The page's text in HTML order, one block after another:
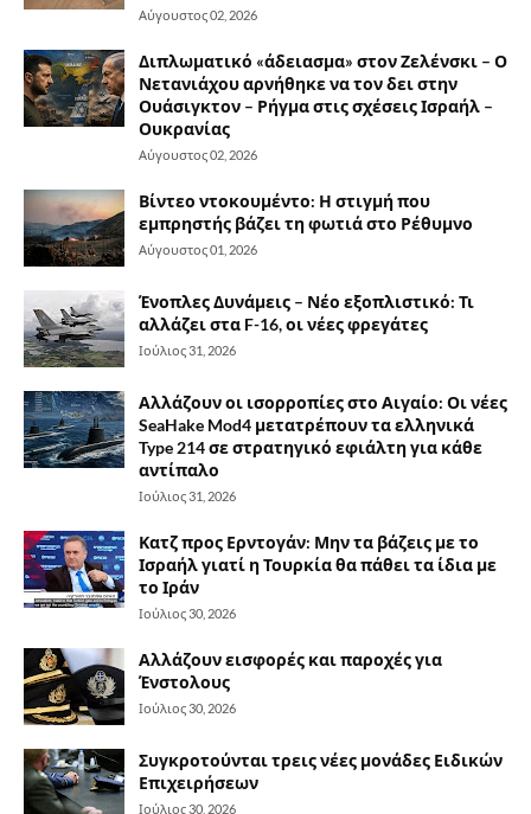
Αύγουστος 02, 2026
Διπλωματικό «άδειασμα» στον Ζελένσκι – Ο
Νετανιάχου αρνήθηκε να τον δει στην
Ουάσιγκτον – Ρήγμα στις σχέσεις Ισραήλ –
Ουκρανίας
Αύγουστος 02, 2026
Βίντεο ντοκουμέντο: Η στιγμή που
εμπρηστής βάζει τη φωτιά στο Ρέθυμνο
Αύγουστος 01, 2026
Ένοπλες Δυνάμεις – Νέο εξοπλιστικό: Τι
αλλάζει στα F-16, οι νέες φρεγάτες
Ιούλιος 31, 2026
Αλλάζουν οι ισορροπίες στο Αιγαίο: Οι νέες
SeaHake Mod4 μετατρέπουν τα ελληνικά
Type 214 σε στρατηγικό εφιάλτη για κάθε
αντίπαλο
Ιούλιος 31, 2026
Κατζ προς Ερντογάν: Μην τα βάζεις με το
Ισραήλ γιατί η Τουρκία θα πάθει τα ίδια με
το Ιράν
Ιούλιος 30, 2026
Αλλάζουν εισφορές και παροχές για
Ένστολους
Ιούλιος 30, 2026
Συγκροτούνται τρεις νέες μονάδες Ειδικών
Επιχειρήσεων
Ιούλιος 30, 2026